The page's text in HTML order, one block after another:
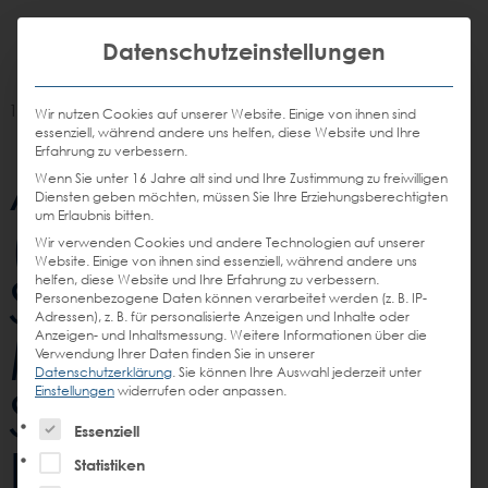
Promotions
Email
senden
Anrufen
DE
10.02.2026
Art Director
(m/w/d)
Shopper
Marketing –
Schwerpunkt
Print & POS-
Datenschutzeinstellungen
Wir nutzen Cookies auf unserer Website. Einige von ihnen sind
essenziell, während andere uns helfen, diese Website und Ihre
Erfahrung zu verbessern.
Wenn Sie unter 16 Jahre alt sind und Ihre Zustimmung zu freiwilligen
Diensten geben möchten, müssen Sie Ihre Erziehungsberechtigten
um Erlaubnis bitten.
Wir verwenden Cookies und andere Technologien auf unserer
Website. Einige von ihnen sind essenziell, während andere uns
helfen, diese Website und Ihre Erfahrung zu verbessern.
Personenbezogene Daten können verarbeitet werden (z. B. IP-
Adressen), z. B. für personalisierte Anzeigen und Inhalte oder
Anzeigen- und Inhaltsmessung. Weitere Informationen über die
Verwendung Ihrer Daten finden Sie in unserer
Datenschutzerklärung. Sie können Ihre Auswahl jederzeit unter
Einstellungen widerrufen oder anpassen.
Es folgt eine Liste der Service-Gruppen, für die eine
Essenziell
Statistiken